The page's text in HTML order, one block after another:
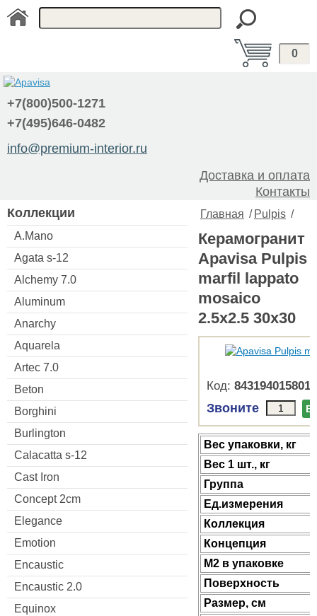
0
+7(800)500-1271
+7(495)646-0482
info@premium-interior.ru
Доставка и оплата
Контакты
Коллекции
A.Mano
Agata s-12
Alchemy 7.0
Aluminum
Anarchy
Aquarela
Artec 7.0
Beton
Borghini
Burlington
Calacatta s-12
Cast Iron
Concept 2cm
Elegance
Emotion
Encaustic
Encaustic 2.0
Equinox
Главная / Pulpis /
Керамогранит
Apavisa Pulpis
marfil lappato
mosaico
2.5x2.5 30x30
Код: 8431940158018
Звоните В
Веc упаковки, кг
Вес 1 шт., кг
Группа
Ед.измерения
Коллекция
Концепция
М2 в упаковке
Поверхность
Размер, см